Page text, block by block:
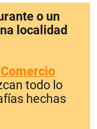
o un
localidad
Comercio
todo lo
hechas